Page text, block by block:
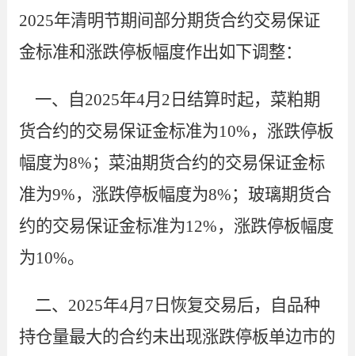
2025年清明节期间部分期货合约交易保证
金标准和涨跌停板幅度作出如下调整：
一、自2025年4月2日结算时起，菜粕期
货合约的交易保证金标准为10%，涨跌停板
幅度为8%； 菜油期货合约的交易保证金标
准为9%，涨跌停板幅度为8%；玻璃期货合
约的交易保证金标准为12%，涨跌停板幅度
为10%。
二、 2025年4月7日恢复交易后，自品种
持仓量最大的合约未出现涨跌停板单边市的